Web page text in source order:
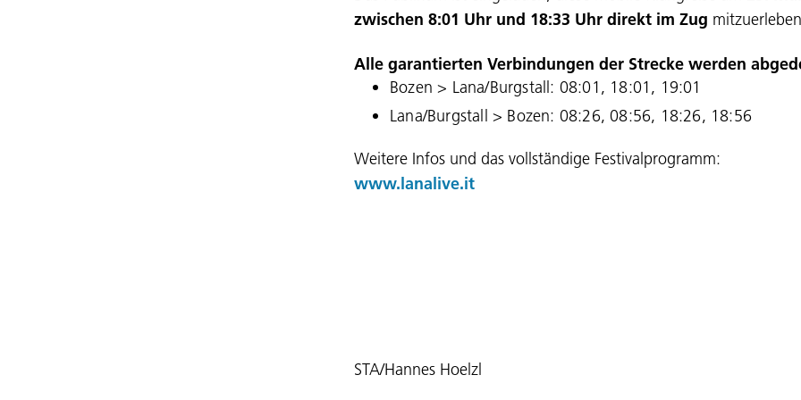
zwischen 8:01 Uhr und 18:33 Uhr direkt im Zug
Alle garantierten Verbindungen der Strecke werden
Bozen > Lana/Burgstall: 08:01, 18:01, 19:01
Lana/Burgstall > Bozen: 08:26, 08:56, 18:26, 18:56
Weitere Infos und das vollständige Festivalprogramm:
www.lanalive.it
STA/Hannes Hoelzl